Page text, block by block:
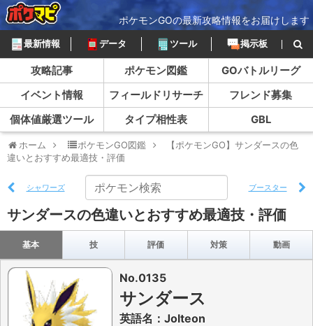
ポケモンGOの最新攻略情報をお届けします
最新情報 データ ツール 掲示板
攻略記事 ポケモン図鑑
GOバトルリーグ
イベント情報
フィールドリサーチ
フレンド募集
個体値厳選ツール
タイプ相性表 GBL
ホーム ポケモンGO図鑑
【ポケモンGO】サンダースの色
違いとおすすめ最適技・評価
シャワーズ ブースター
サンダースの色違いとおすすめ最適技・評価
基本 技 評価 対策 動画
No.0135
サンダース
英語名：Jolteon